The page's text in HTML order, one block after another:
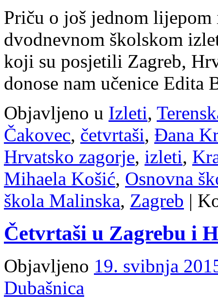
Priču o još jednom
dvodnevnom školskom
koji su posjetili Zagreb,
donose nam učenice
Objavljeno u Izleti,
Čakovec, četvrtaši, Đana
Hrvatsko zagorje, izleti,
Mihaela Košić, Osnovna
škola Malinska, Zagreb |
Četvrtaši u Zagrebu i
Objavljeno 19. svibnja
Dubašnica